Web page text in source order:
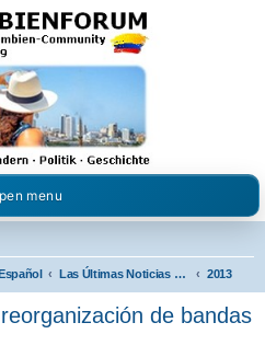
und Visum in Kolumbien und Venezuela.
im Kolumbienforum
menu
Las Últimas Noticias en Español 2013
de bandas